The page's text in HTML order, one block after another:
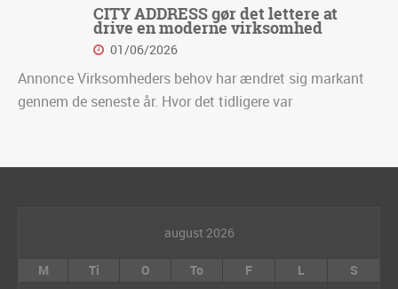
CITY ADDRESS gør det lettere at
drive en moderne virksomhed
01/06/2026
Annonce Virksomheders behov har ændret sig markant
gennem de seneste år. Hvor det tidligere var
august 2026
M Ti O To F L S